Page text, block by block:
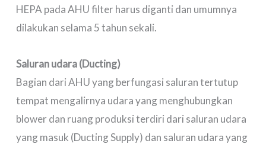
HEPA pada AHU filter harus diganti dan umumnya
dilakukan selama 5 tahun sekali.
Saluran udara (Ducting)
Bagian dari AHU yang berfungasi saluran tertutup
tempat mengalirnya udara yang menghubungkan
blower dan ruang produksi terdiri dari saluran udara
yang masuk (Ducting Supply) dan saluran udara yang